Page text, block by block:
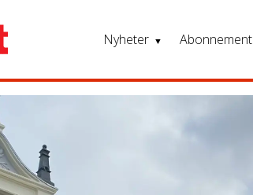
Nyheter Abonnement